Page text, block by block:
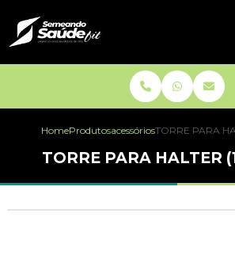
HomeProdutosacessóriosTORRE PARA
TORRE PARA HALTER